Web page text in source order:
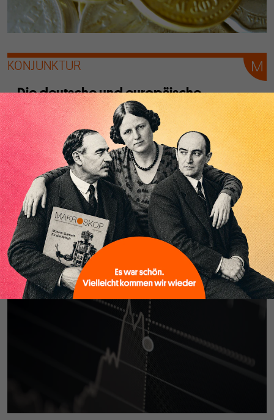
KONJUNKTUR
Die deutsche und europäische
Konjunktur im Frühling des Jahres 2018 –
3
Vonder Redaktion
Der konjunkturelle Rückschlag in der europäischen
Industrie wird durch heimische Faktoren nicht
ausgeglichen. Weder die Bauwirtschaft noch der
Einzelhandel konnten zulegen. Die Wirtschaftspolitik sollte
jetzt den sich auftürmenden Risiken entsprechend
handeln.